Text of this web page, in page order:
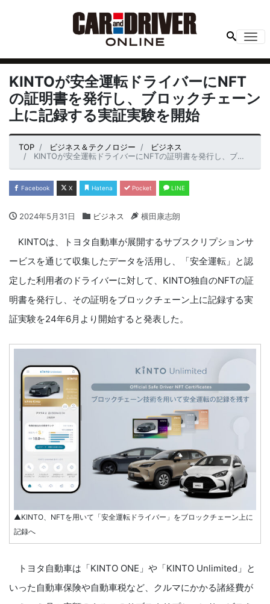
KINTOが安全運転ドライバーにNFT
の証明書を発行し、ブロックチェーン
上に記録する実証実験を開始
TOP ビジネス＆テクノロジー
ビジネス
KINTOが安全運転ドライバーにNFTの証明書を発行し、ブロックチェーン上に記録する実証実験を開始
Facebook X Hatena Pocket LINE
2024年5月31日 ビジネス 横田康志朗
KINTOは、トヨタ自動車が展開するサブスクリプションサ
ービスを通じて収集したデータを活用し、「安全運転」と認
定した利用者のドライバーに対して、KINTO独自のNFTの証
明書を発行し、その証明をブロックチェーン上に記録する実
証実験を24年6月より開始すると発表した。
▲KINTO、NFTを用いて「安全運転ドライバー」をブロックチェーン上に
記録へ
トヨタ自動車は「KINTO ONE」や「KINTO Unlimited」と
いった自動車保険や自動車税など、クルマにかかる諸経費が